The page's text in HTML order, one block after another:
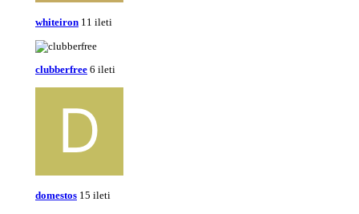
whiteiron 11 ileti
clubberfree 6 ileti
domestos 15 ileti